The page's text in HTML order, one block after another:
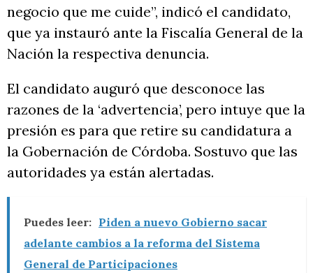
negocio que me cuide”, indicó el candidato,
que ya instauró ante la Fiscalía General de la
Nación la respectiva denuncia.
El candidato auguró que desconoce las
razones de la ‘advertencia’, pero intuye que la
presión es para que retire su candidatura a
la Gobernación de Córdoba. Sostuvo que las
autoridades ya están alertadas.
Puedes leer: Piden a nuevo Gobierno sacar
adelante cambios a la reforma del Sistema
General de Participaciones